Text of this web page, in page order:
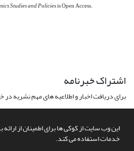
این وب سایت از کوکی ها برای اطمینان از ارائه
خدمات استفاده می کند.
Studies and Policiesis Open Access.
اشتراک خبرنامه
برای دریافت اخبار و اطلاعیه های مهم نشریه